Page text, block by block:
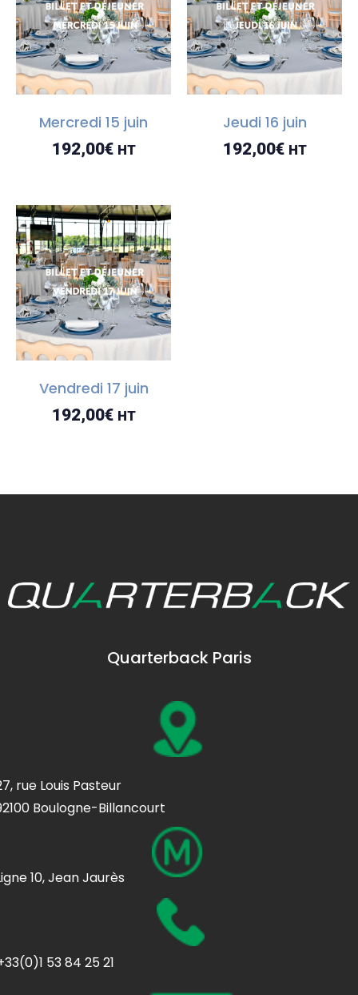
Mercredi 15 juin
192,00€ HT
Jeudi 16 juin
192,00€ HT
Vendredi 17 juin
192,00€ HT
Quarterback Paris
rue Louis Pasteur
Boulogne-Billancourt
10, Jean Jaurès
53 84 25 21